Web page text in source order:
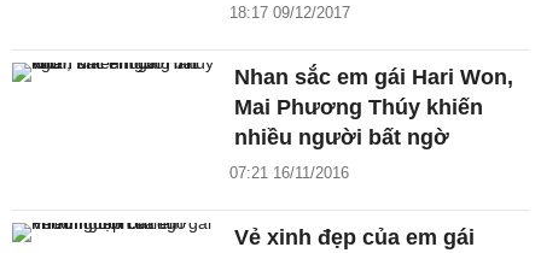
18:17 09/12/2017
Nhan sắc em gái Hari Won,
Mai Phương Thúy khiến
nhiều người bất ngờ
07:21 16/11/2016
Vẻ xinh đẹp của em gái